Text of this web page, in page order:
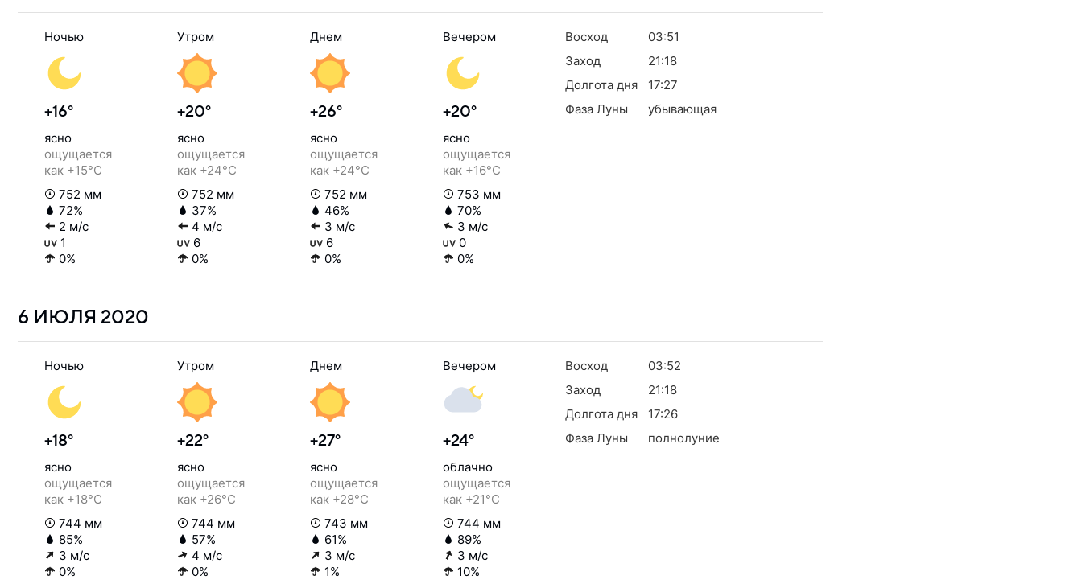
Ночью
+16°
ясно
ощущается
как +15°C
752 мм
72%
2 м/с
1
0%
Утром
+20°
ясно
ощущается
как +24°C
752 мм
37%
4 м/с
6
0%
Днем
+26°
ясно
ощущается
как +24°C
752 мм
46%
3 м/с
6
0%
Вечером
+20°
ясно
ощущается
как +16°C
753 мм
70%
3 м/с
0
0%
Восход
03:51
Заход
21:18
Долгота дня
17:27
Фаза Луны
убывающая
6 ИЮЛЯ 2020
Ночью
+18°
ясно
ощущается
как +18°C
744 мм
85%
3 м/с
0%
Утром
+22°
ясно
ощущается
как +26°C
744 мм
57%
4 м/с
0%
Днем
+27°
ясно
ощущается
как +28°C
743 мм
61%
3 м/с
1%
Вечером
+24°
облачно
ощущается
как +21°C
744 мм
89%
3 м/с
10%
Восход
03:52
Заход
21:18
Долгота дня
17:26
Фаза Луны
полнолуние